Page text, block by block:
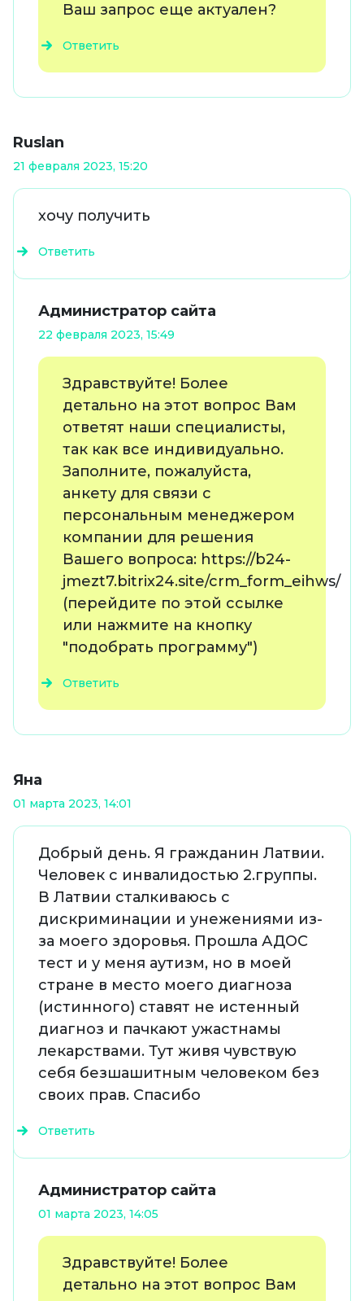
Ваш запрос еще актуален?
Ответить
Ruslan
21 февраля 2023, 15:20
хочу получить
Ответить
Администратор сайта
22 февраля 2023, 15:49
Здравствуйте! Более
детально на этот вопрос Вам
ответят наши специалисты,
так как все индивидуально.
Заполните, пожалуйста,
анкету для связи с
персональным менеджером
компании для решения
Вашего вопроса: https://b24-
jmezt7.bitrix24.site/crm_form_eihws/
(перейдите по этой ссылке
или нажмите на кнопку
"подобрать программу")
Ответить
Яна
01 марта 2023, 14:01
Добрый день. Я гражданин Латвии.
Человек с инвалидостью 2.группы.
В Латвии сталкиваюсь с
дискриминации и унежениями из-
за моего здоровья. Прошла АДОС
тест и у меня аутизм, но в моей
стране в место моего диагноза
(истинного) ставят не истенный
диагноз и пачкают ужастнамы
лекарствами. Тут живя чувствую
себя безшашитным человеком без
своих прав. Спасибо
Ответить
Администратор сайта
01 марта 2023, 14:05
Здравствуйте! Более
детально на этот вопрос Вам